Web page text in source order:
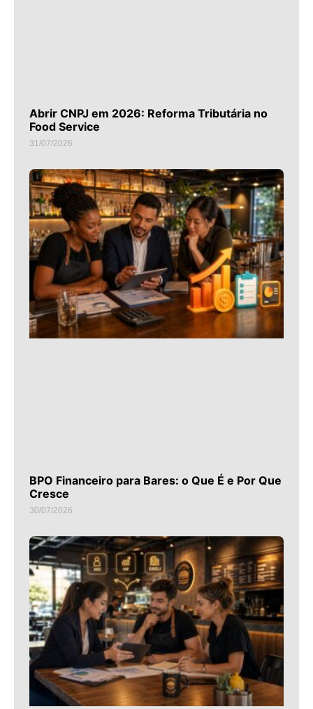
Abrir CNPJ em 2026: Reforma Tributária no
Food Service
31/07/2026
BPO Financeiro para Bares: o Que É e Por Que
Cresce
30/07/2026